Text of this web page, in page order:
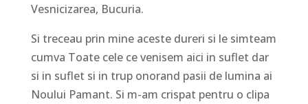
Vesnicizarea, Bucuria.
Si treceau prin mine aceste dureri si le simteam
cumva Toate cele ce venisem aici in suflet dar
si in suflet si in trup onorand pasii de lumina ai
Noului Pamant. Si m-am crispat pentru o clipa